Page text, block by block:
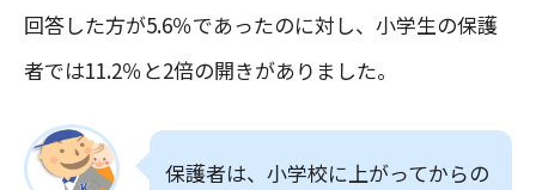
回答した方が5.6％であったのに対し、小学生の保護
者では11.2％と2倍の開きがありました。
保護者は、小学校に上がってからの